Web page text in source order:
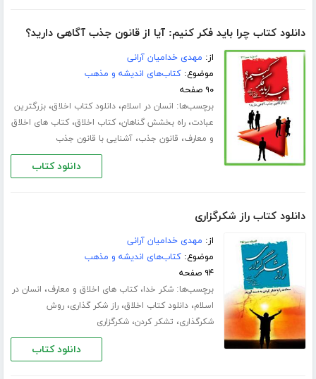
دانلود کتاب چرا باید فکر کنیم: آیا از قانون جذب آگاهی دارید؟
از: مهدی خدامیان آرانی
موضوع:کتاب‌های اندیشه و مذهب
۹۰ صفحه
برچسب‌ها: انسان در اسلام،دانلود کتاب اخلاق،بزرگترین
عبادت،راه بخشش گناهان،کتاب اخلاق،کتاب های اخلاق
و معارف، قانون جذب،آشنایی با قانون جذب
دانلود کتاب
دانلود کتاب راز شکرگزارى
از: مهدی خدامیان آرانی
موضوع:کتاب‌های اندیشه و مذهب
۹۴ صفحه
برچسب‌ها:شکر خدا،کتاب های اخلاق و معارف، انسان در
اسلام،دانلود کتاب اخلاق،راز شکر گذاری،روش
شکرگذاری، تشکر کردن،شکرگزاری
دانلود کتاب